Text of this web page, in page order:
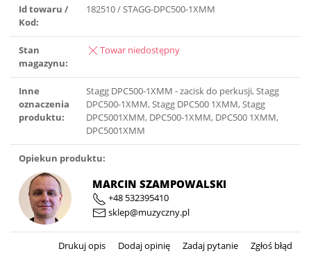
Id towaru /
Kod:
182510 / STAGG-DPC500-1XMM
Stan
magazynu:
Towar niedostępny
Inne
oznaczenia
produktu:
Stagg DPC500-1XMM - zacisk do perkusji, Stagg
DPC500-1XMM, Stagg DPC500 1XMM, Stagg
DPC5001XMM, DPC500-1XMM, DPC500 1XMM,
DPC5001XMM
Opiekun produktu:
MARCIN SZAMPOWALSKI
+48 532395410
sklep@muzyczny.pl
Drukuj opis Dodaj opinię Zadaj pytanie Zgłoś błąd